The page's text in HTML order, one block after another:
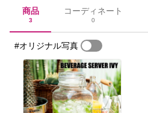
商品
3
コーディネート
0
#オリジナル写真